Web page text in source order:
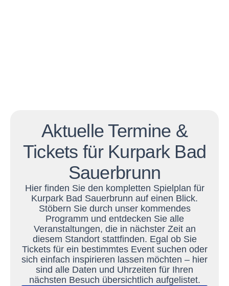
Aktuelle Termine &
Tickets für Kurpark Bad
Sauerbrunn
Hier finden Sie den kompletten Spielplan für
Kurpark Bad Sauerbrunn auf einen Blick.
Stöbern Sie durch unser kommendes
Programm und entdecken Sie alle
Veranstaltungen, die in nächster Zeit an
diesem Standort stattfinden. Egal ob Sie
Tickets für ein bestimmtes Event suchen oder
sich einfach inspirieren lassen möchten – hier
sind alle Daten und Uhrzeiten für Ihren
nächsten Besuch übersichtlich aufgelistet.